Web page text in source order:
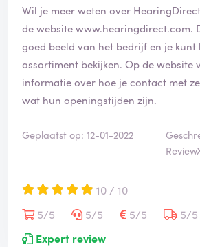
Wil je meer weten over
de websitewww.hearingdirect.com. Dat geeft je een
goed beeld van het bedrijf en je kunt
assortiment bekijken. Op de website vind je ook meer
informatie over hoe je contact met
wat hun openingstijden zijn.
Geplaatst op: 12-01-2022
10 / 10
5/5
5/5 5/5
5/5
Expert review